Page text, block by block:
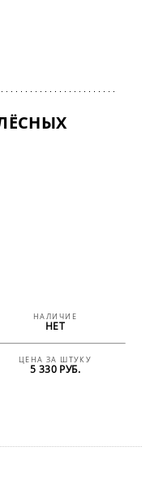
НАЛИЧИЕ
НЕТ
ЦЕНА ЗА ШТУКУ
5 330 РУБ.